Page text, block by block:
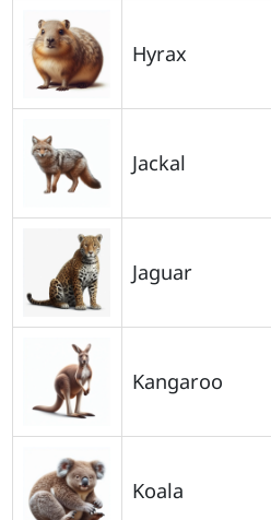
Hyrax
Jackal
Jaguar
Kangaroo
Koala